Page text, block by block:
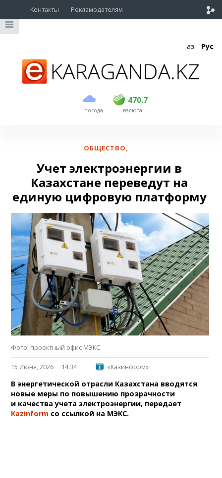
Контакты Рекламодателям
Қаз Рус
погода
470.7
USD 468.5 470.7
EUR валюта
ОБЩЕСТВО,
Учет электроэнергии в
Казахстане переведут на
единую цифровую платформу
Фото: проектный офис МЭКС
15 Июня, 2026 14:34 «Казинформ»
В энергетической отрасли Казахстана вводятся
новые меры по повышению прозрачности
и качества учета электроэнергии, передает
Kazinform со ссылкой на МЭКС.